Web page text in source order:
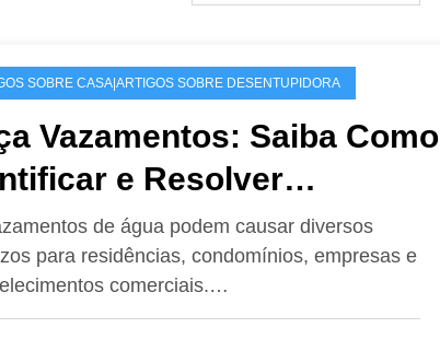
SOBRE CASA|ARTIGOS SOBRE DESENTUPIDORA
Vazamentos: Saiba Como
e Resolver
com Eficiência
de água podem causar diversos
para residências, condomínios, empresas e
comerciais.…